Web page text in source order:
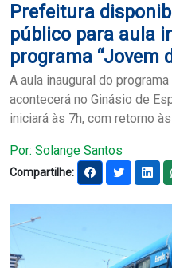
Serviços
Portal do Contribuinte
Notícias
Carta de Serviço
Prefeitura
público para aula
programa “Jovem
A aula inaugural do
acontecerá no Ginásio de
iniciará às 7h, com retorno
Por: Solange Santos
Compartilhe: